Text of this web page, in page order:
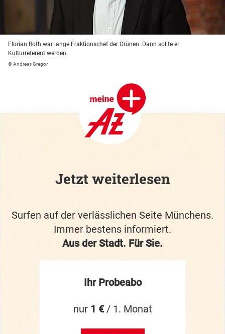
Florian Roth war lange Fraktionschef der Grünen. Dann sollte er
Kulturreferent werden.
© Andreas Gregor
Jetzt weiterlesen
Surfen auf der verlässlichen Seite Münchens.
Immer bestens informiert.
Aus der Stadt. Für Sie.
Ihr Probeabo
nur 1 €/ 1. Monat